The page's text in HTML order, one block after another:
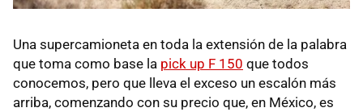
Una supercamioneta en toda la extensión de la palabra
que toma como base la pick up F 150 que todos
conocemos, pero que lleva el exceso un escalón más
arriba, comenzando con su precio que, en México, es